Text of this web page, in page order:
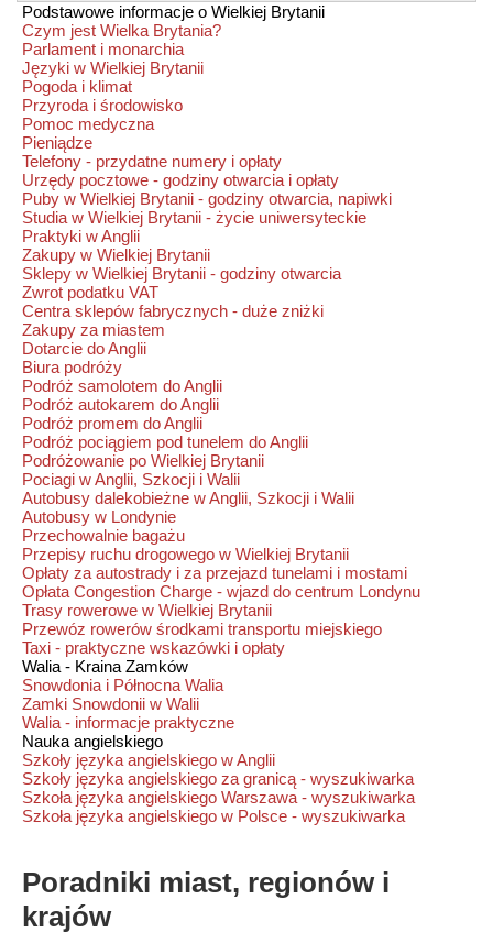
Podstawowe informacje o Wielkiej Brytanii
Czym jest Wielka Brytania?
Parlament i monarchia
Języki w Wielkiej Brytanii
Pogoda i klimat
Przyroda i środowisko
Pomoc medyczna
Pieniądze
Telefony - przydatne numery i opłaty
Urzędy pocztowe - godziny otwarcia i opłaty
Puby w Wielkiej Brytanii - godziny otwarcia, napiwki
Studia w Wielkiej Brytanii - życie uniwersyteckie
Praktyki w Anglii
Zakupy w Wielkiej Brytanii
Sklepy w Wielkiej Brytanii - godziny otwarcia
Zwrot podatku VAT
Centra sklepów fabrycznych - duże zniżki
Zakupy za miastem
Dotarcie do Anglii
Biura podróży
Podróż samolotem do Anglii
Podróż autokarem do Anglii
Podróż promem do Anglii
Podróż pociągiem pod tunelem do Anglii
Podróżowanie po Wielkiej Brytanii
Pociagi w Anglii, Szkocji i Walii
Autobusy dalekobieżne w Anglii, Szkocji i Walii
Autobusy w Londynie
Przechowalnie bagażu
Przepisy ruchu drogowego w Wielkiej Brytanii
Opłaty za autostrady i za przejazd tunelami i mostami
Opłata Congestion Charge - wjazd do centrum Londynu
Trasy rowerowe w Wielkiej Brytanii
Przewóz rowerów środkami transportu miejskiego
Taxi - praktyczne wskazówki i opłaty
Walia - Kraina Zamków
Snowdonia i Północna Walia
Zamki Snowdonii w Walii
Walia - informacje praktyczne
Nauka angielskiego
Szkoły języka angielskiego w Anglii
Szkoły języka angielskiego za granicą - wyszukiwarka
Szkoła języka angielskiego Warszawa - wyszukiwarka
Szkoła języka angielskiego w Polsce - wyszukiwarka
Poradniki miast, regionów i
krajów